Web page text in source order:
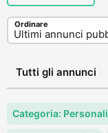
Ordinare
Tutti gli annunci
Categoria: Personali